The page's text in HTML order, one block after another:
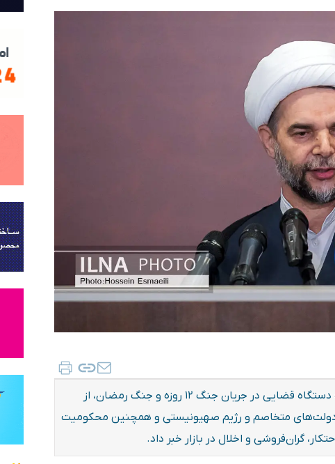
معاون اول قوه قضاییه با اشاره به اقدامات دستگاه قضایی در جریان جنگ ۱۲ روزه و جنگ رمضان، از
دولت‌های متخاصم و رژیم صهیونیستی و همچنین محکومیت